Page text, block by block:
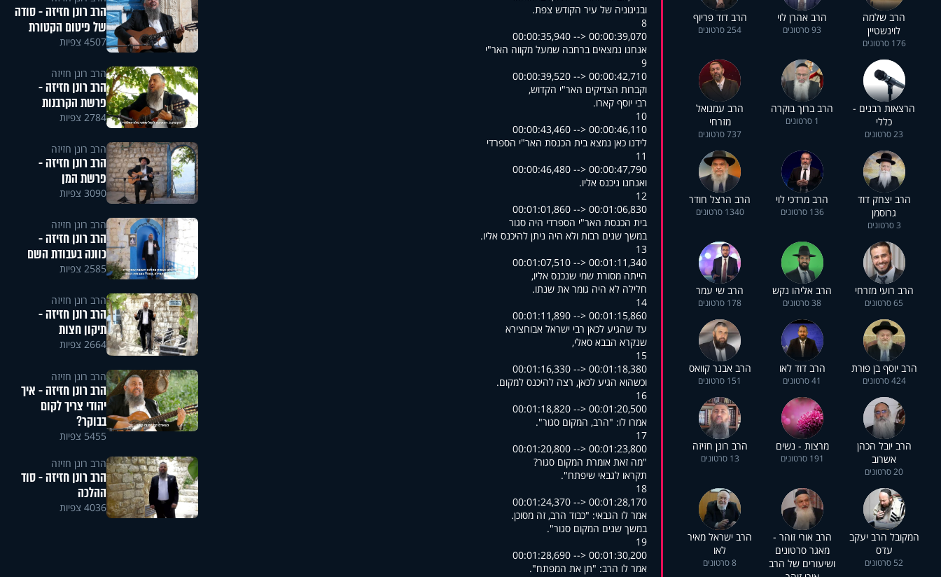
הרב שלמה
לוינשטיין
176 סרטונים
הרב אהרן לוי
93 סרטונים
הרב דוד פריוף
254 סרטונים
הרצאות רבנים -
כללי
23 סרטונים
הרב ברוך בוקרה
1 סרטונים
הרב עמנואל
מזרחי
737 סרטונים
הרב יצחק דוד
גרוסמן
3 סרטונים
הרב מרדכי לוי
136 סרטונים
הרב הרצל חודר
1340 סרטונים
הרב רועי מזרחי
65 סרטונים
הרב אליהו נקש
38 סרטונים
הרב שי עמר
178 סרטונים
הרב יוסף בן פורת
424 סרטונים
הרב דוד לאו
41 סרטונים
הרב אבנר קוואס
151 סרטונים
הרב יובל הכהן
אשרוב
20 סרטונים
מרצות - נשים
191 סרטונים
הרב רונן חזיזה
13 סרטונים
המקובל הרב יעקב
עדס
52 סרטונים
הרב אורי זוהר -
מאגר סרטונים
ושיעורים של הרב
הרב ישראל מאיר
לאו
8 סרטונים
.ובניגוניה של עיר הקודש צפת
8
00:00:35,940 --> 00:00:39,070
אנחנו נמצאים ברחבה שמעל מקווה האר"י
9
00:00:39,520 --> 00:00:42,710
,וקברות הצדיקים האר"י הקדוש
.רבי יוסף קארו
10
00:00:43,460 --> 00:00:46,110
לידנו כאן נמצא בית הכנסת האר"י הספרדי
11
00:00:46,480 --> 00:00:47,790
.ואנחנו ניכנס אליו
12
00:01:01,860 --> 00:01:06,830
בית הכנסת האר"י הספרדי היה סגור
.במשך שנים רבות ולא היה ניתן להיכנס אליו
13
00:01:07,510 --> 00:01:11,340
,הייתה מסורת שמי שנכנס אליו
.חלילה לא היה גומר את שנתו
14
00:01:11,890 --> 00:01:15,860
עד שהגיע לכאן רבי ישראל אבוחצירא
,שנקרא הבבא סאלי
15
00:01:16,330 --> 00:01:18,380
.וכשהוא הגיע לכאן, רצה להיכנס למקום
16
00:01:18,820 --> 00:01:20,500
."אמרו לו: "הרב, המקום סגור
17
00:01:20,800 --> 00:01:23,800
?מה זאת אומרת המקום סגור"
."תקראו לגבאי שיפתח
18
00:01:24,370 --> 00:01:28,170
.אמר לו הגבאי: "כבוד הרב, זה מסוכן
."במשך שנים המקום סגור
19
00:01:28,690 --> 00:01:30,200
."אמר לו הרב: "תן את המפתח
הרב רונן חזיזה - סודה
של פיטום הקטורת
4507 צפיות
הרב רונן חזיזה
הרב רונן חזיזה -
פרשת הקרבנות
2784 צפיות
הרב רונן חזיזה
הרב רונן חזיזה -
פרשת המן
3090 צפיות
הרב רונן חזיזה
הרב רונן חזיזה -
כוונה בעבודת השם
2585 צפיות
הרב רונן חזיזה
הרב רונן חזיזה -
תיקון חצות
2664 צפיות
הרב רונן חזיזה
הרב רונן חזיזה - איך
יהודי צריך לקום
בבוקר?
5455 צפיות
הרב רונן חזיזה
הרב רונן חזיזה - סוד
ההלכה
4036 צפיות